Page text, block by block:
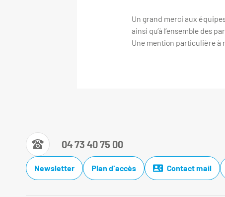
Un grand merci aux
ainsi qu’à l’ensemble des
Une mention particulière à
04 73 40 75 00
Newsletter Plan d'accès Contact mail